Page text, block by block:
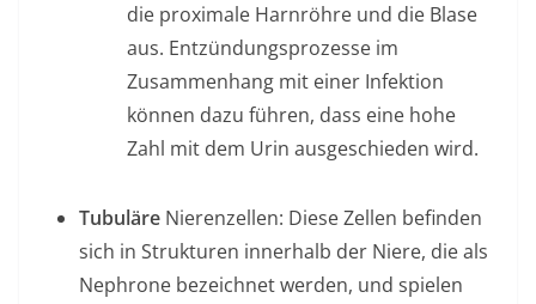
die proximale Harnröhre und die Blase
aus. Entzündungsprozesse im
Zusammenhang mit einer Infektion
können dazu führen, dass eine hohe
Zahl mit dem Urin ausgeschieden wird.
Tubuläre Nierenzellen: Diese Zellen befinden
sich in Strukturen innerhalb der Niere, die als
Nephrone bezeichnet werden, und spielen